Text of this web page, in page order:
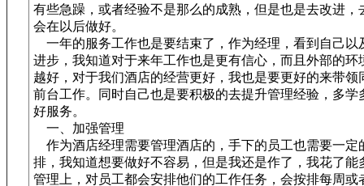
有些急躁，或者经验不是那么的成熟，但是也是去改进，
会在以后做好。
一年的服务工作也是要结束了，作为经理，看到自己以
进步，我知道对于来年工作也是更有信心，而且外部的环
越好，对于我们酒店的经营更好，我也是要更好的来带领
前台工作。同时自己也是要积极的去提升管理经验，多学
好服务。
一、加强管理
作为酒店经理需要管理酒店的，手下的员工也需要一定
排，我知道想要做好不容易，但是我还是作了，我花了能
管理上，对员工都会安排他们的工作任务，会按排每周或